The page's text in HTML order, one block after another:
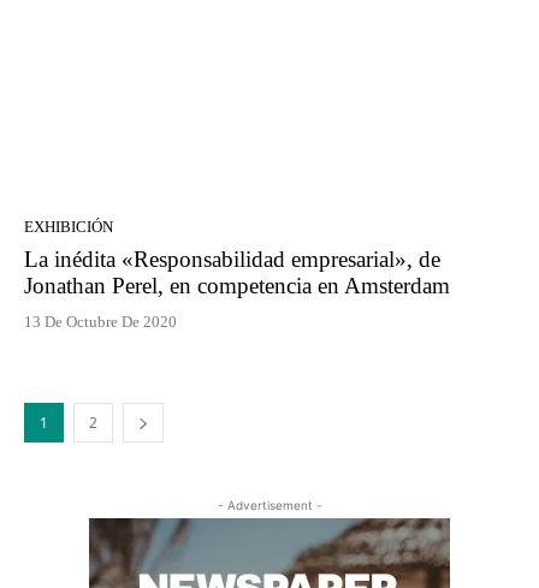
EXHIBICIÓN
La inédita «Responsabilidad empresarial», de
Jonathan Perel, en competencia en Amsterdam
13 De Octubre De 2020
1 2
- Advertisement -